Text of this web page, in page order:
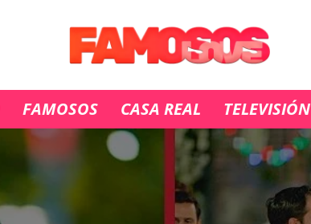
FAMOSOS CASA REAL TELEVISIÓN